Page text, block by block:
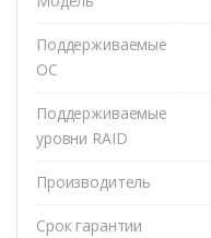
Поддерживаемые
ОС
Поддерживаемые
уровни RAID
Производитель
Срок гарантии